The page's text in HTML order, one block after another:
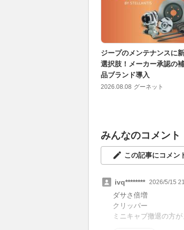
ジープのメンテナンスに
選択肢！メーカー承認の
品ブランド導入
2026.08.08 グーネット
みんなのコメント
この記事にコメン
ivq******** 2026/5/15
ダサさ倍増
クリッパー
ミニキャブ撤退の方が